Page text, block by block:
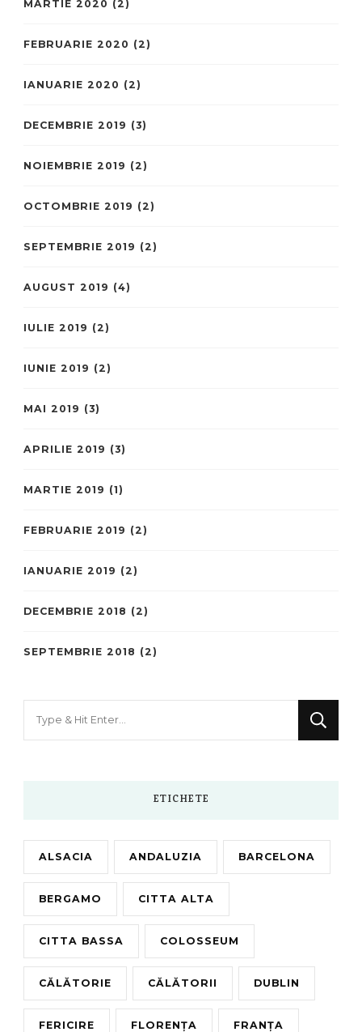
MARTIE 2020 (2)
FEBRUARIE 2020 (2)
IANUARIE 2020 (2)
DECEMBRIE 2019 (3)
NOIEMBRIE 2019 (2)
OCTOMBRIE 2019 (2)
SEPTEMBRIE 2019 (2)
AUGUST 2019 (4)
IULIE 2019 (2)
IUNIE 2019 (2)
MAI 2019 (3)
APRILIE 2019 (3)
MARTIE 2019 (1)
FEBRUARIE 2019 (2)
IANUARIE 2019 (2)
DECEMBRIE 2018 (2)
SEPTEMBRIE 2018 (2)
ETICHETE
ALSACIA ANDALUZIA BARCELONA
BERGAMO CITTA ALTA
CITTA BASSA COLOSSEUM
CĂLĂTORIE CĂLĂTORII DUBLIN
FERICIRE FLORENȚA FRANȚA